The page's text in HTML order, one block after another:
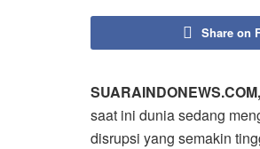
Share on
saat ini dunia sedang
disrupsi yang semakin